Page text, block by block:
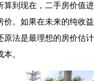
到现在， 二手房价值进
价。如果在未来的纯收益
原法是最理想的房价估计
。